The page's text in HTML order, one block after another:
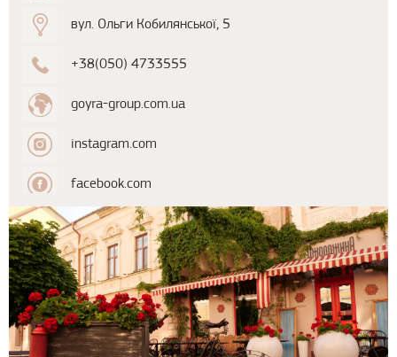
вул. Ольги Кобилянської, 5
+38(050) 4733555
goyra-group.com.ua
instagram.com
facebook.com